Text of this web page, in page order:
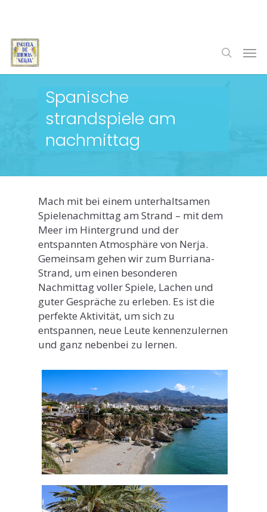
main
content
search
Spanische
strandspiele am
nachmittag
Mach mit bei einem unterhaltsamen
Spielenachmittag am Strand – mit dem
Meer im Hintergrund und der
entspannten Atmosphäre von Nerja.
Gemeinsam gehen wir zum Burriana-
Strand, um einen besonderen
Nachmittag voller Spiele, Lachen und
guter Gespräche zu erleben. Es ist die
perfekte Aktivität, um sich zu
entspannen, neue Leute kennenzulernen
und ganz nebenbei zu lernen.